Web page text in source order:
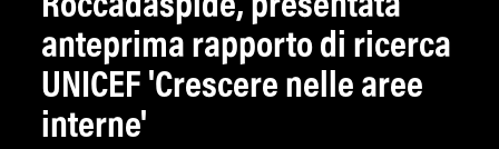
Roccadaspide, presentata
anteprima rapporto di ricerca
UNICEF 'Crescere nelle aree
interne'